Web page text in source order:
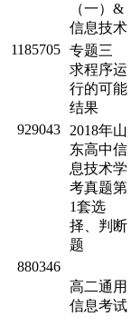
（一）&
信息技术
1185705 专题三
求程序运
行的可能
结果
929043
2018年山
东高中信
息技术学
考真题第
1套选
择、判断
题
880346
高二通用
信息考试